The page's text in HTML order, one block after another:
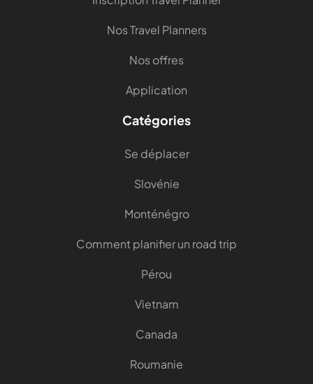
Nos Travel Planners
Nos offres
Application
Catégories
Se déplacer
Slovénie
Monténégro
Comment planifier un road trip
Pérou
Vietnam
Canada
Roumanie